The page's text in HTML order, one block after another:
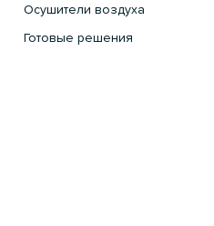
Осушители воздуха
Готовые решения